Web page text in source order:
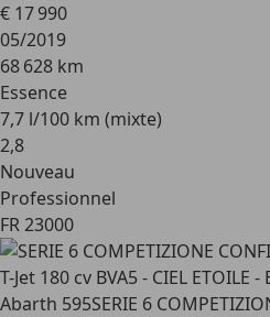
€ 17 990
05/2019
68 628 km
Essence
7,7 l/100 km (mixte)
2,8
Nouveau
Professionnel
FR 23000
Abarth 595SERIE 6